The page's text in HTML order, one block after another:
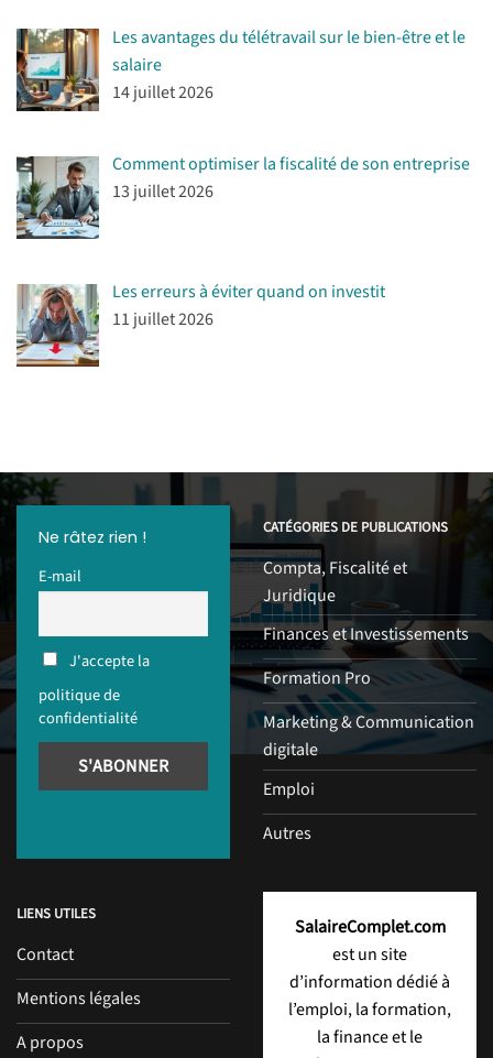
Les avantages du télétravail sur le bien-être et le
salaire
14 juillet 2026
Comment optimiser la fiscalité de son entreprise
13 juillet 2026
Les erreurs à éviter quand on investit
11 juillet 2026
Ne râtez rien !
E-mail
J'accepte la
politique de
confidentialité
CATÉGORIES DE PUBLICATIONS
Compta, Fiscalité et
Juridique
Finances et Investissements
Formation Pro
Marketing & Communication
digitale
Emploi
Autres
LIENS UTILES
Contact
Mentions légales
A propos
SalaireComplet.com
est un site
d’information dédié à
l’emploi, la formation,
la finance et le